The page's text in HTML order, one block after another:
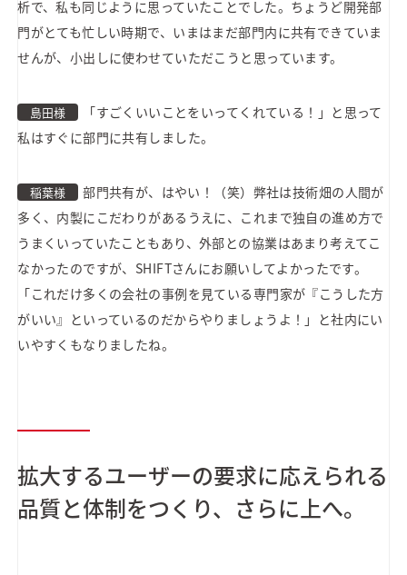
析で、私も同じように思っていたことでした。ちょうど開発部
門がとても忙しい時期で、いまはまだ部門内に共有できていま
せんが、小出しに使わせていただこうと思っています。
島田様
「すごくいいことをいってくれている！」と思って
私はすぐに部門に共有しました。
稲葉様
部門共有が、はやい！（笑）弊社は技術畑の人間が
多く、内製にこだわりがあるうえに、これまで独自の進め方で
うまくいっていたこともあり、外部との協業はあまり考えてこ
なかったのですが、SHIFTさんにお願いしてよかったです。
「これだけ多くの会社の事例を見ている専門家が『こうした方
がいい』といっているのだからやりましょうよ！」と社内にい
いやすくもなりましたね。
拡大するユーザーの要求に応えられる
品質と体制をつくり、さらに上へ。